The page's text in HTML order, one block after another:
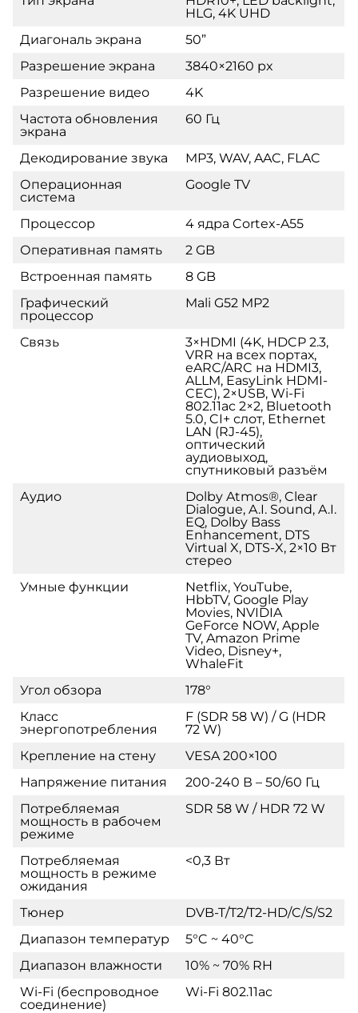
HLG, 4K UHD
Диагональ экрана
50”
Разрешение экрана
3840×2160 px
Разрешение видео
4K
Частота обновления
экрана
60 Гц
Декодирование звука
MP3, WAV, AAC, FLAC
Операционная
система
Google TV
Процессор
4 ядра Cortex-A55
Оперативная память
2 GB
Встроенная память
8 GB
Графический
процессор
Mali G52 MP2
Связь
3×HDMI (4K, HDCP 2.3,
VRR на всех портах,
eARC/ARC на HDMI3,
ALLM, EasyLink HDMI-
CEC), 2×USB, Wi-Fi
802.11ac 2×2, Bluetooth
5.0, CI+ слот, Ethernet
LAN (RJ-45),
оптический
аудиовыход,
спутниковый разъём
Аудио
Dolby Atmos®, Clear
Dialogue, A.I. Sound, A.I.
EQ, Dolby Bass
Enhancement, DTS
Virtual X, DTS-X, 2×10 Вт
стерео
Умные функции
Netflix, YouTube,
HbbTV, Google Play
Movies, NVIDIA
GeForce NOW, Apple
TV, Amazon Prime
Video, Disney+,
WhaleFit
Угол обзора
178°
Класс
энергопотребления
F (SDR 58 W) / G (HDR
72 W)
Крепление на стену
VESA 200×100
Напряжение питания
200-240 В – 50/60 Гц
Потребляемая
мощность в рабочем
режиме
SDR 58 W / HDR 72 W
Потребляемая
мощность в режиме
ожидания
<0,3 Вт
Тюнер
DVB-T/T2/T2-HD/C/S/S2
Диапазон температур
5°C ~ 40°C
Диапазон влажности
10% ~ 70% RH
Wi-Fi (беспроводное
соединение)
Wi-Fi 802.11ac